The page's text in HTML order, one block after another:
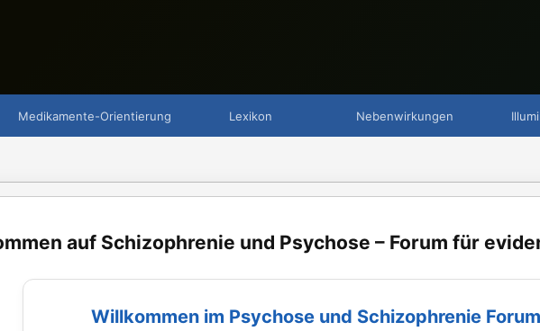
Medikamente-Orientierung Lexikon Nebenwirkungen
Schizophrenie und Psychose – Forum für
Willkommen im Psychose und Schizophrenie Forum